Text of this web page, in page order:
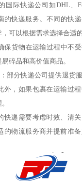
国际快递公司如DHL、
的快递服务。不同的快
可以根据需求选择合适
保货物在运输过程中不
碎品和高价值商品。
部分快递公司提供退货
外，如果包裹在运输过
快递需要考虑时效、清
的物流服务商并提前准